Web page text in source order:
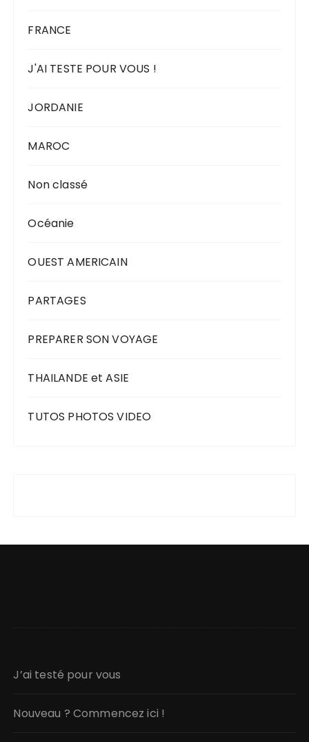
FRANCE
J'AI TESTE POUR VOUS !
JORDANIE
MAROC
Non classé
Océanie
OUEST AMERICAIN
PARTAGES
PREPARER SON VOYAGE
THAILANDE et ASIE
TUTOS PHOTOS VIDEO
J’ai testé pour vous
Nouveau ? Commencez ici !